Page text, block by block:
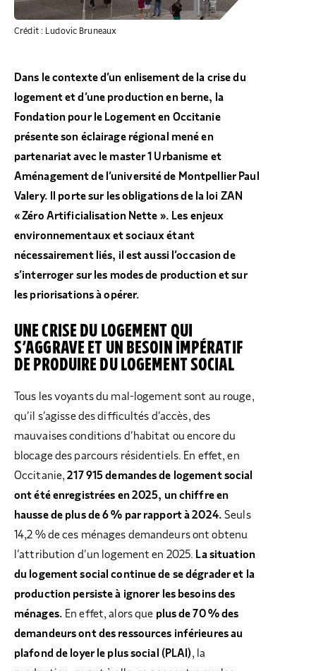
Crédit : Ludovic Bruneaux
Dans le contexte d’un enlisement de la crise du
logement et d’une production en berne, la
Fondation pour le Logement en Occitanie
présente son éclairage régional mené en
partenariat avec le master 1 Urbanisme et
Aménagement de l’université de Montpellier Paul
Valery. Il porte sur les obligations de la loi ZAN
« Zéro Artificialisation Nette ». Les enjeux
environnementaux et sociaux étant
nécessairement liés, il est aussi l’occasion de
s’interroger sur les modes de production et sur
les priorisations à opérer.
UNE CRISE DU LOGEMENT QUI
S’AGGRAVE ET UN BESOIN IMPÉRATIF
DE PRODUIRE DU LOGEMENT SOCIAL
Tous les voyants du mal-logement sont au rouge,
qu’il s’agisse des difficultés d’accès, des
mauvaises conditions d’habitat ou encore du
blocage des parcours résidentiels. En effet, en
Occitanie,217 915 demandes de logement social
ont été enregistrées en 2025, un chiffre en
hausse de plus de 6 % par rapport à 2024. Seuls
14,2 % de ces ménages demandeurs ont obtenu
l’attribution d’un logement en 2025. La situation
du logement social continue de se dégrader et la
production persiste à ignorer les besoins des
ménages. En effet, alors que plus de 70 % des
demandeurs ont des ressources inférieures au
plafond de loyer le plus social (PLAI), la